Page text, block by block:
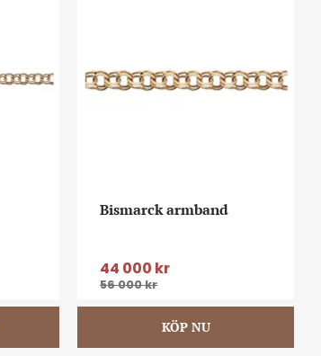
Bismarck armband
44 000 kr
56 000kr